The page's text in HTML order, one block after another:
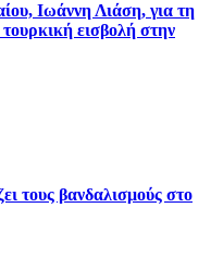
Ιωάννη Λιάση, για τη
εισβολή στην
τους βανδαλισμούς στο